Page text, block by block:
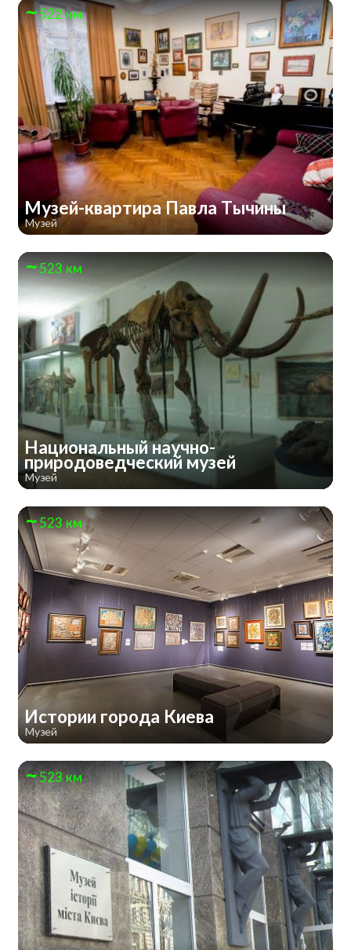
522 км
Музей-квартира Павла Тычины
Музей
523 км
Национальный научно-
природоведческий музей
Музей
523 км
Истории города Киева
Музей
523 км